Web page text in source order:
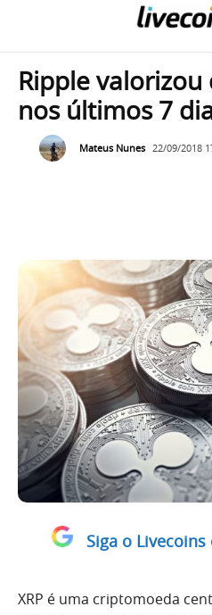
Ripple valorizou
nos últimos 7
Mateus Nunes 22/09/2018
Siga o
XRP é uma criptomoeda